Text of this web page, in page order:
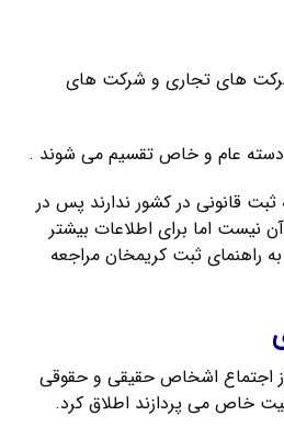
به ۲ دسته شرکت های تجاری و شرکت های
دسته عام و خاص تقسیم می شوند .
قانونی در کشور ندارند پس در
نیست اما برای اطلاعات بیشتر
راهنمای ثبت کریمخان مراجعه
اجتماع اشخاص حقیقی و حقوقی
خاص می پردازند اطلاق کرد.